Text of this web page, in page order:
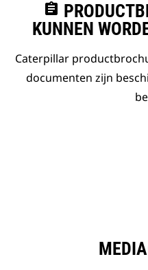
assignment
KUNNEN
Caterpillar
documenten zijn